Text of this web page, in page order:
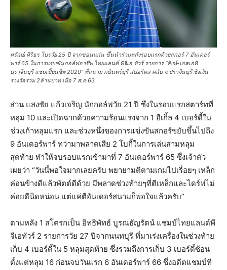
ศรัณย์ ศิริธร โปรวัย 25 ปี จากขอนแก่น ขึ้นนำร่วมหลังรอบแรกด้วยสกอร์ 7 อันเดอร์
พาร์ 65 ในการแข่งขันกอล์ฟอาชีพ ไทยแลนด์ พีจีเอ ทัวร์ รายการ “สิงห์-เอสเอที
ปราจีนบุรี แชมเปี้ยนชิพ 2020” ที่สนาม กบินทร์บุรี สปอร์ตส คลับ จ.ปราจีนบุรี ชิงเงิน
รางวัลรวม 2ล้านบาท เมื่อ 7 ส.ค.63
ส่วน แสงชัย แก้วเจริญ นักกอล์ฟวัย 21 ปี ซึ่งในรอบแรกสตาร์ทที่
หลุม 10 และเปิดฉากด้วยความร้อนแรงจาก 1 อีเกิ้ล 4 เบอร์ดี้ใน
ช่วงเก้าหลุมแรก และช่วงหนึ่งของการแข่งขันสกอร์ขยับขึ้นไปถึง
9 อันเดอร์พาร์ ทว่ามาพลาดเสีย 2 โบกี้ในการเล่นสามหลุม
สุดท้าย ทำให้จบรอบแรกเข้ามาที่ 7 อันเดอร์พาร์ 65 ซึ่งเจ้าตัว
เผยว่า “วันนี้พอใจมากเลยครับ พยายามตีตามเกมไปเรื่อยๆ เหล็ก
ค่อนข้างดีแล้วพัตต์ดีด้วย มีพลาดช่วงท้ายๆที่ตีเหล็กและไดร์ฟไม่
ค่อยดีนิดหน่อน แต่แค่ตีอันเดอร์สนามก็พอใจแล้วครับ”
ตามหลัง 1 สโตรกเป็น อิทธิพัทธ์ บูรณธัญรัตน์ แชมป์ไทยแลนด์พี
จีเอทัวร์ 2 รายการวัย 27 ปีจากนนทบุรี ที่มาเร่งเครื่องในช่วงท้าย
เก็บ 4 เบอร์ดี้ใน 5 หลุมสุดท้าย ซึ่งรวมถึงการเก็บ 3 เบอร์ดี้ซ้อน
ตั้งแต่หลุม 16 ก่อนจบวันแรก 6 อันเดอร์พาร์ 66 ซึ่งอดีตแชมป์ที